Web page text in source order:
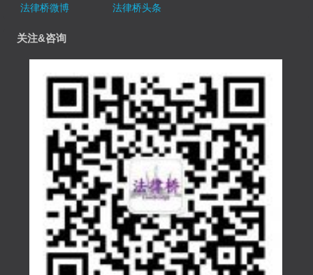
法律桥微博
法律桥头条
关注&咨询